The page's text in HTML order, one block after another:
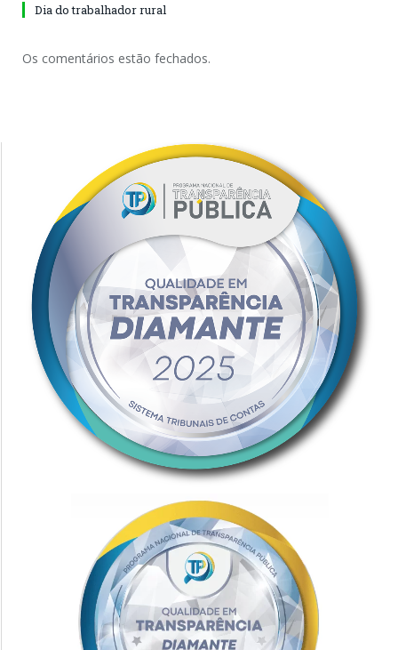
Dia do trabalhador rural
Os comentários estão fechados.